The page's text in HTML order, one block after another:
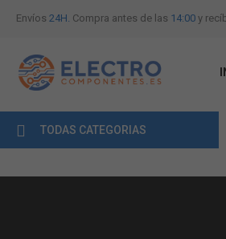
Envíos 24H. Compra antes de las 14:00 y
TODAS CATEGORIAS